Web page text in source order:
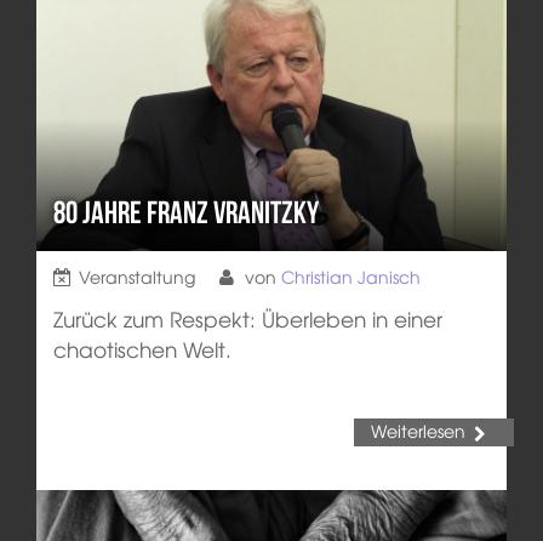
80 Jahre Franz Vranitzky
Veranstaltung von Christian Janisch
Zurück zum Respekt: Überleben in einer
chaotischen Welt.
Weiterlesen